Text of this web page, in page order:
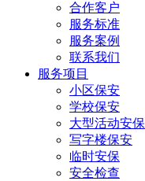
合作客户
服务标准
服务案例
联系我们
服务项目
小区保安
学校保安
大型活动安保
写字楼保安
临时安保
安全检查